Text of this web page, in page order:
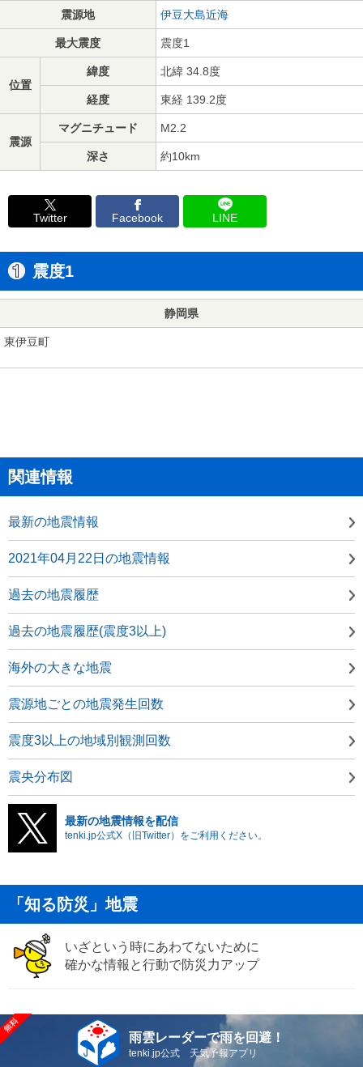
震源地 伊豆大島近海
最大震度 震度1
位置
緯度 北緯 34.8度
経度 東経 139.2度
震源
マグニチュード M2.2
深さ 約10km
Twitter Facebook LINE
震度1
静岡県
東伊豆町
関連情報
最新の地震情報
2021年04月22日の地震情報
過去の地震履歴
過去の地震履歴(震度3以上)
海外の大きな地震
震源地ごとの地震発生回数
震度3以上の地域別観測回数
震央分布図
最新の地震情報を配信
tenki.jp公式X（旧Twitter）をご利用ください。
「知る防災」地震
いざという時にあわてないために
確かな情報と行動で防災力アップ
雨雲レーダーで雨を回避！
tenki.jp公式 天気予報アプリ